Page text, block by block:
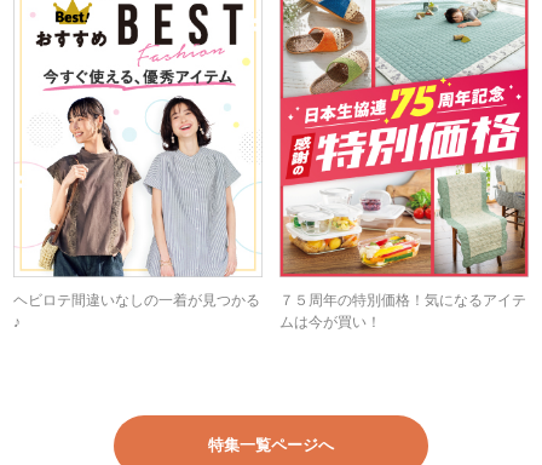
ヘビロテ間違いなしの一着が見つかる
♪
７５周年の特別価格！気になるアイテ
ムは今が買い！
特集一覧ページへ